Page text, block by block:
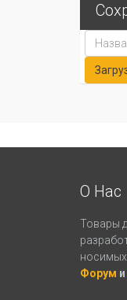
О Нас
Товары
Форум и